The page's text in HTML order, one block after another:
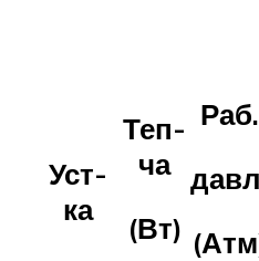
Уст-
ка
Теп-
ча
(Вт)
Раб.